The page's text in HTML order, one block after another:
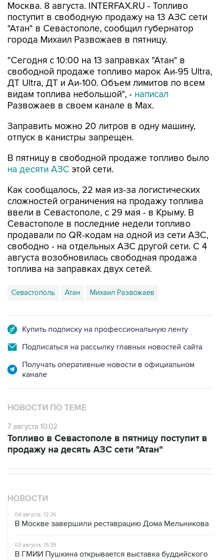
Москва. 8 августа. INTERFAX.RU - Топливо
поступит в свободную продажу на 13 АЗС сети
"Атан" в Севастополе, сообщил губернатор
города Михаил Развожаев в пятницу.
"Сегодня с 10:00 на 13 заправках "Атан" в
свободной продаже топливо марок Аи-95 Ultra,
ДТ Ultra, ДТ и Аи-100. Объем лимитов по всем
видам топлива небольшой", - написал
Развожаев в своем канале в Max.
Заправить можно 20 литров в одну машину,
отпуск в канистры запрещен.
В пятницу в свободной продаже топливо было
на десяти АЗС этой сети.
Как сообщалось, 22 мая из-за логистических
сложностей ограничения на продажу топлива
ввели в Севастополе, с 29 мая - в Крыму. В
Севастополе в последние недели топливо
продавали по QR-кодам на одной из сети АЗС,
свободно - на отдельных АЗС другой сети. С 4
августа возобновилась свободная продажа
топлива на заправках двух сетей.
Севастополь Атан Михаил Развожаев
Купить подписку на профессиональную ленту
Подписаться на рассылку главных новостей сайта
Получать оперативные новости в официальном
канале
НОВОСТИ ПО ТЕМЕ
7 августа 10:02
Топливо в Севастополе в пятницу поступит в
продажу на десять АЗС сети "Атан"
НОВОСТИ
04 августа, 12:26
В Москве завершили реставрацию Дома Мельникова
03 августа, 15:39
В ГМИИ Пушкина открывается выставка буддийского